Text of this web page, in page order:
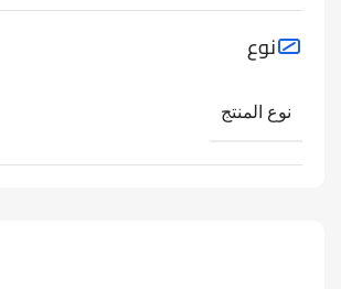
نوع
نوع المنتج